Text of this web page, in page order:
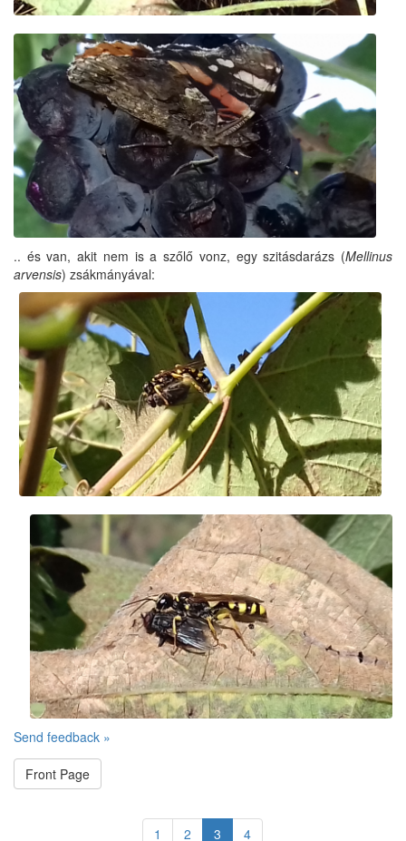
.. és van, akit nem is a szőlő vonz, egy szitásdarázs (Mellinus
arvensis) zsákmányával:
Send feedback »
Front Page
1 2 3 4